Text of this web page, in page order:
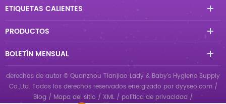
ETIQUETAS CALIENTES
PRODUCTOS
BOLETÍN MENSUAL
derechos de autor © Quanzhou Tianjiao Lady & Baby's Hygiene Supply
Co.,Ltd. Todos los derechos reservados energizado por dyyseo.com /
Blog / Mapa del sitio / XML / política de privacidad /